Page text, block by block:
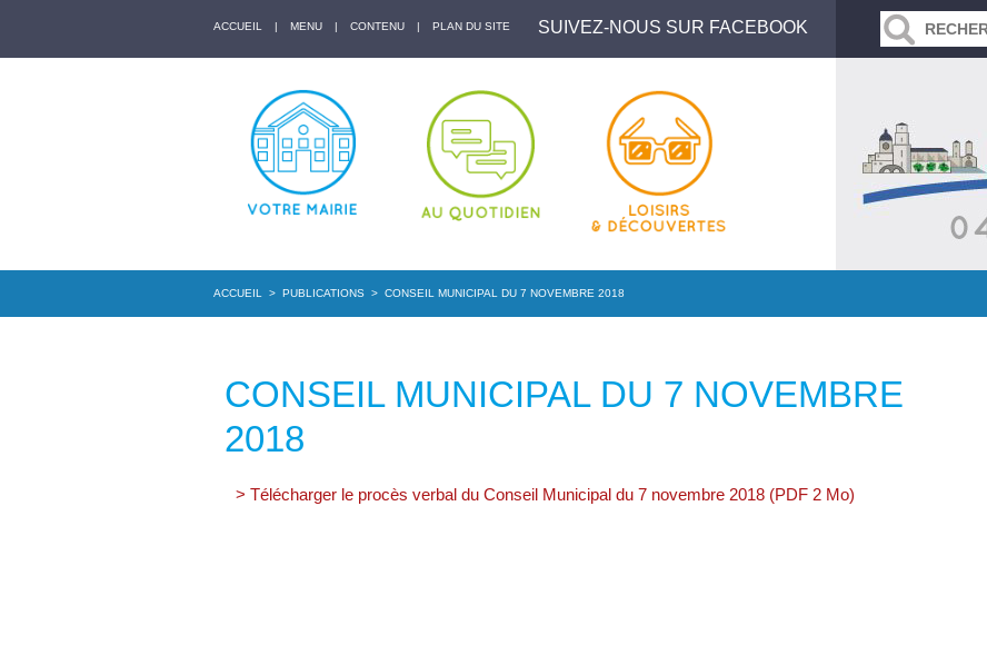
ACCUEIL | MENU | CONTENU | PLAN DU SITE SUIVEZ-NOUS SUR FACEBOOK
ACCUEIL > PUBLICATIONS > CONSEIL MUNICIPAL DU 7 NOVEMBRE 2018
CONSEIL MUNICIPAL DU 7 NOVEMBRE
2018
> Télécharger le procès verbal du Conseil Municipal du 7 novembre 2018 (PDF 2 Mo)